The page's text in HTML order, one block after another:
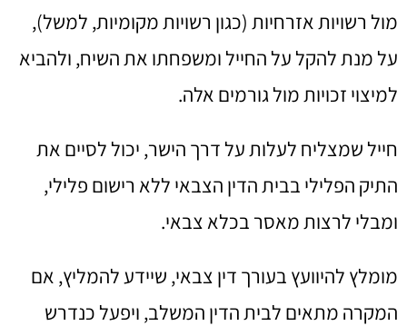
מול רשויות אזרחיות (כגון רשויות מקומיות, למשל),
על מנת להקל על החייל ומשפחתו את השיח, ולהביא
למיצוי זכויות מול גורמים אלה.
חייל שמצליח לעלות על דרך הישר, יכול לסיים את
התיק הפלילי בבית הדין הצבאי ללא רישום פלילי,
ומבלי לרצות מאסר בכלא צבאי.
מומלץ להיוועץ בעורך דין צבאי, שיידע להמליץ, אם
המקרה מתאים לבית הדין המשלב, ויפעל כנדרש